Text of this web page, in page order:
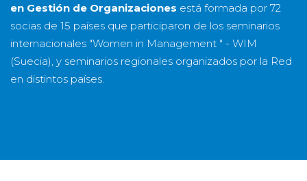
en Gestión de Organizaciones está formada por 72
socias de 15 países que participaron de los seminarios
internacionales "Women in Management " - WIM
(Suecia), y seminarios regionales organizados por la Red
en distintos países.